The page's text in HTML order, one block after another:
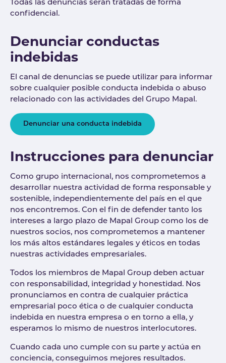
Todas las denuncias serán tratadas de forma
confidencial.
Denunciar conductas
indebidas
El canal de denuncias se puede utilizar para informar
sobre cualquier posible conducta indebida o abuso
relacionado con las actividades del Grupo Mapal.
Denunciar una conducta indebida
Instrucciones para denunciar
Como grupo internacional, nos comprometemos a
desarrollar nuestra actividad de forma responsable y
sostenible, independientemente del país en el que
nos encontremos. Con el fin de defender tanto los
intereses a largo plazo de Mapal Group como los de
nuestros socios, nos comprometemos a mantener
los más altos estándares legales y éticos en todas
nuestras actividades empresariales.
Todos los miembros de Mapal Group deben actuar
con responsabilidad, integridad y honestidad. Nos
pronunciamos en contra de cualquier práctica
empresarial poco ética o de cualquier conducta
indebida en nuestra empresa o en torno a ella, y
esperamos lo mismo de nuestros interlocutores.
Cuando cada uno cumple con su parte y actúa en
conciencia, conseguimos mejores resultados.